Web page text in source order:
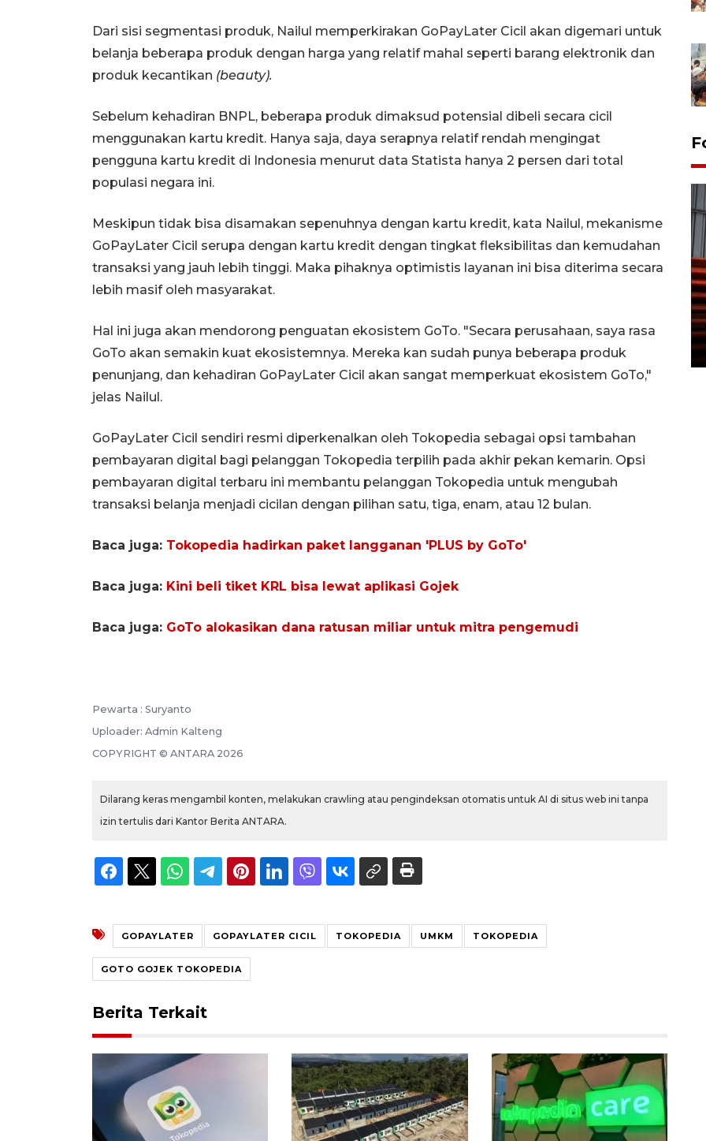
Dari sisi segmentasi produk, Nailul memperkirakan GoPayLater Cicil akan digemari untuk
belanja beberapa produk dengan harga yang relatif mahal seperti barang elektronik dan
produk kecantikan (beauty).
Sebelum kehadiran BNPL, beberapa produk dimaksud potensial dibeli secara cicil
menggunakan kartu kredit. Hanya saja, daya serapnya relatif rendah mengingat
pengguna kartu kredit di Indonesia menurut data Statista hanya 2 persen dari total
populasi negara ini.
Meskipun tidak bisa disamakan sepenuhnya dengan kartu kredit, kata Nailul, mekanisme
GoPayLater Cicil serupa dengan kartu kredit dengan tingkat fleksibilitas dan kemudahan
transaksi yang jauh lebih tinggi. Maka pihaknya optimistis layanan ini bisa diterima secara
lebih masif oleh masyarakat.
Hal ini juga akan mendorong penguatan ekosistem GoTo. "Secara perusahaan, saya rasa
GoTo akan semakin kuat ekosistemnya. Mereka kan sudah punya beberapa produk
penunjang, dan kehadiran GoPayLater Cicil akan sangat memperkuat ekosistem GoTo,"
jelas Nailul.
GoPayLater Cicil sendiri resmi diperkenalkan oleh Tokopedia sebagai opsi tambahan
pembayaran digital bagi pelanggan Tokopedia terpilih pada akhir pekan kemarin. Opsi
pembayaran digital terbaru ini membantu pelanggan Tokopedia untuk mengubah
transaksi belanja menjadi cicilan dengan pilihan satu, tiga, enam, atau 12 bulan.
Baca juga: Tokopedia hadirkan paket langganan 'PLUS by GoTo'
Baca juga: Kini beli tiket KRL bisa lewat aplikasi Gojek
Baca juga: GoTo alokasikan dana ratusan miliar untuk mitra pengemudi
Pewarta : Suryanto
Uploader: Admin Kalteng
COPYRIGHT © ANTARA 2026
Dilarang keras mengambil konten, melakukan crawling atau pengindeksan otomatis untuk AI di situs web ini tanpa
izin tertulis dari Kantor Berita ANTARA.
GOPAYLATER GOPAYLATER CICIL TOKOPEDIA UMKM TOKOPEDIA
GOTO GOJEK TOKOPEDIA
Berita Terkait
Tengah
22 July 2026 17:18 WIB